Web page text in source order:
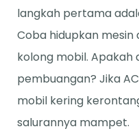
langkah pertama
Coba hidupkan mesin
kolong mobil. Apakah
pembuangan? Jika
mobil kering
salurannya mampet.